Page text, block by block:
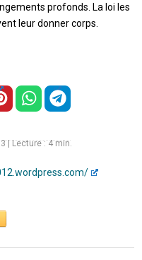
profonds. La loi les
leur donner corps.
|Lecture : 4 min.